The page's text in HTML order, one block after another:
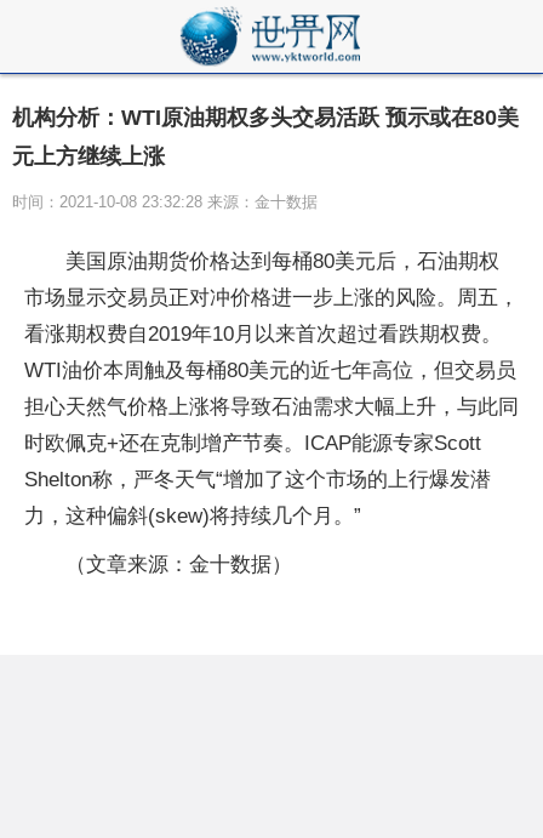
机构分析：WTI原油期权多头交易活跃 预示或在80美
元上方继续上涨
时间：2021-10-08 23:32:28 来源：金十数据
美国原油期货价格达到每桶80美元后，石油期权
市场显示交易员正对冲价格进一步上涨的风险。周五，
看涨期权费自2019年10月以来首次超过看跌期权费。
WTI油价本周触及每桶80美元的近七年高位，但交易员
担心天然气价格上涨将导致石油需求大幅上升，与此同
时欧佩克+还在克制增产节奏。ICAP能源专家Scott
Shelton称，严冬天气“增加了这个市场的上行爆发潜
力，这种偏斜(skew)将持续几个月。”
（文章来源：金十数据）